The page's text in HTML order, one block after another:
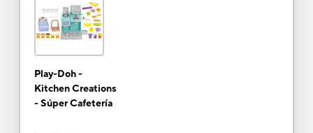
Play-Doh -
Kitchen Creations
- Súper Cafetería